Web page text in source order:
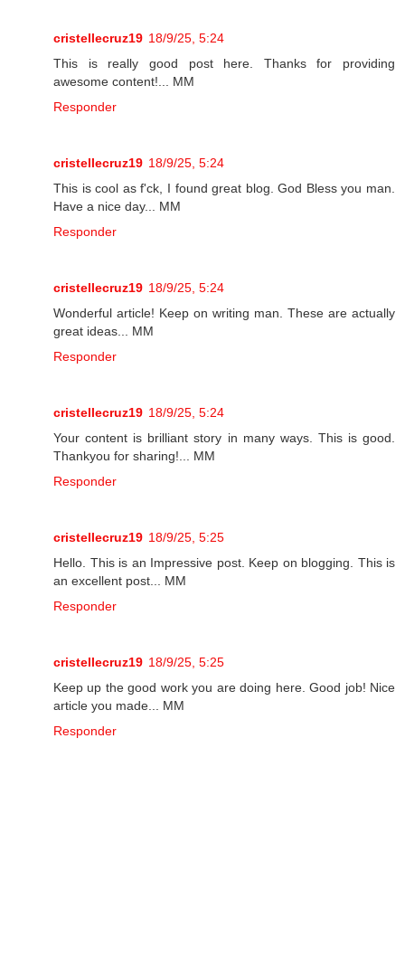
cristellecruz19 18/9/25, 5:24
This is really good post here. Thanks for providing
awesome content!... MM
Responder
cristellecruz19 18/9/25, 5:24
This is cool as f'ck, I found great blog. God Bless you man.
Have a nice day... MM
Responder
cristellecruz19 18/9/25, 5:24
Wonderful article! Keep on writing man. These are actually
great ideas... MM
Responder
cristellecruz19 18/9/25, 5:24
Your content is brilliant story in many ways. This is good.
Thankyou for sharing!... MM
Responder
cristellecruz19 18/9/25, 5:25
Hello. This is an Impressive post. Keep on blogging. This is
an excellent post... MM
Responder
cristellecruz19 18/9/25, 5:25
Keep up the good work you are doing here. Good job! Nice
article you made... MM
Responder